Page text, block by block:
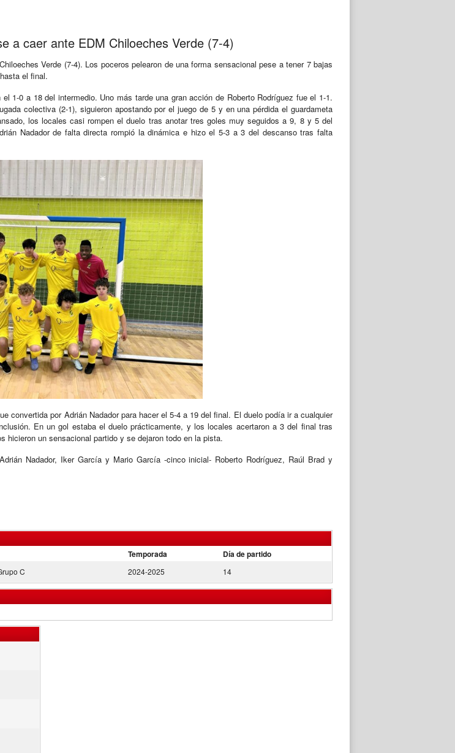
a caer ante EDM Chiloeches Verde (7-4)
Verde (7-4). Los poceros pelearon de una forma sensacional pese a tener 7 bajas
el final.
1-0 a 18 del intermedio. Uno más tarde una gran acción de Roberto Rodríguez fue el 1-1.
colectiva (2-1), siguieron apostando por el juego de 5 y en una pérdida el guardameta
los locales casi rompen el duelo tras anotar tres goles muy seguidos a 9, 8 y 5 del
Nadador de falta directa rompió la dinámica e hizo el 5-3 a 3 del descanso tras falta
convertida por Adrián Nadador para hacer el 5-4 a 19 del final. El duelo podía ir a cualquier
En un gol estaba el duelo prácticamente, y los locales acertaron a 3 del final tras
hicieron un sensacional partido y se dejaron todo en la pista.
Nadador, Iker García y Mario García -cinco inicial- Roberto Rodríguez, Raúl Brad y
Temporada Día de partido
C 2024-2025 14